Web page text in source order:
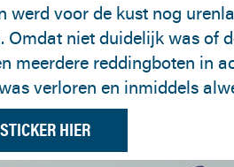
werd voor de kust nog
Omdat niet duidelijk was of
meerdere reddingboten in
verloren en inmiddels
HIER